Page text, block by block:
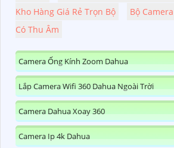
Kho Hàng Giá Rẻ Trọn Bộ
Bộ
Có Thu Âm
Camera Ống Kính Zoom Dahua
Lắp Camera Wifi 360 Dahua Ngoài Trời
Camera Dahua Xoay 360
Camera Ip 4k Dahua